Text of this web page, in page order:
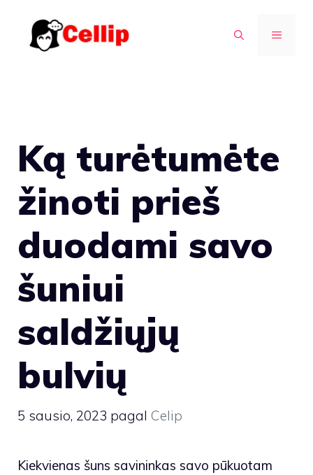
turinio
MENIU
Ką turėtumėte
žinoti prieš
duodami savo
šuniui
saldžiųjų
bulvių
5 sausio, 2023 pagal Celip
Kiekvienas šuns savininkas savo pūkuotam